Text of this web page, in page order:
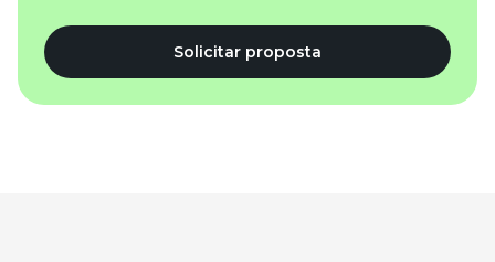
Solicitar proposta